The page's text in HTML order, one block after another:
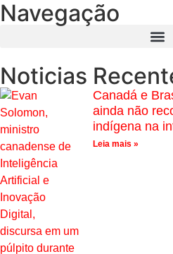
Navegação
Noticias
Canadá e
ainda não
indígena na
Leia mais »